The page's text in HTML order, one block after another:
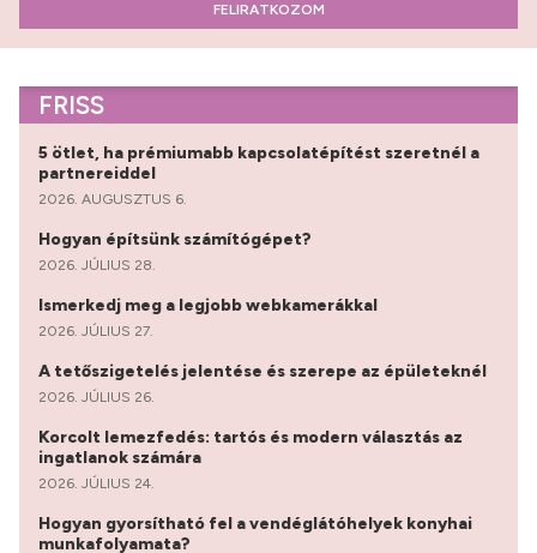
FELIRATKOZOM
FRISS
5 ötlet, ha prémiumabb kapcsolatépítést szeretnél a
partnereiddel
2026. AUGUSZTUS 6.
Hogyan építsünk számítógépet?
2026. JÚLIUS 28.
Ismerkedj meg a legjobb webkamerákkal
2026. JÚLIUS 27.
A tetőszigetelés jelentése és szerepe az épületeknél
2026. JÚLIUS 26.
Korcolt lemezfedés: tartós és modern választás az
ingatlanok számára
2026. JÚLIUS 24.
Hogyan gyorsítható fel a vendéglátóhelyek konyhai
munkafolyamata?